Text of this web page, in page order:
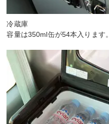
冷蔵庫
容量は350ml缶が54本入ります。